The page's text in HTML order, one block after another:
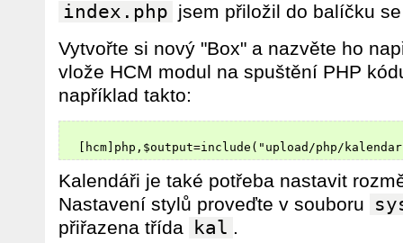
index.php jsem přiložil do balíčku
Vytvořte si nový "Box" a nazvěte ho
vlože HCM modul na spuštění PHP
například takto:
Kalendáři je také potřeba nastavit
Nastavení stylů proveďte v souboru
přiřazena třída kal .